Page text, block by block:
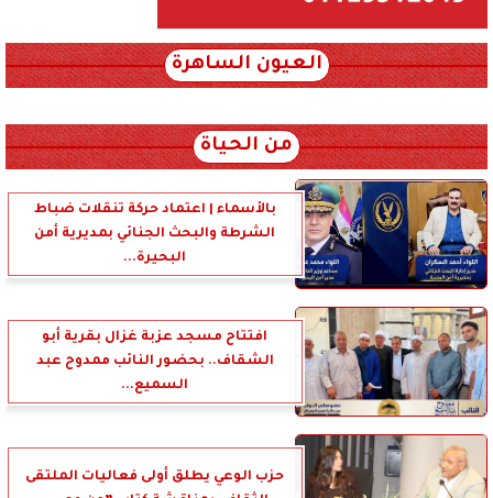
العيون الساهرة
من الحياة
بالأسماء | اعتماد حركة تنقلات ضباط
الشرطة والبحث الجنائي بمديرية أمن
البحيرة...
افتتاح مسجد عزبة غزال بقرية أبو
الشقاف.. بحضور النائب ممدوح عبد
السميع...
حزب الوعي يطلق أولى فعاليات الملتقى